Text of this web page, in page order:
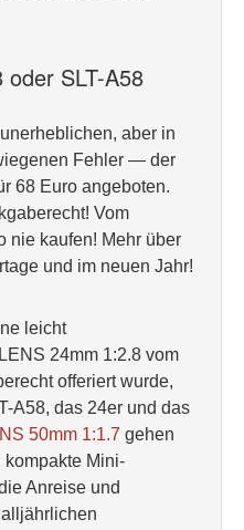
SLT-A58
aber in
Fehler — der
68 Euro angeboten.
Vom
nie kaufen! Mehr über
und im neuen Jahr!
leicht
24mm 1:2.8 vom
offeriert wurde,
A58, das 24er und das
50mm 1:1.7 gehen
Mini-
Anreise und